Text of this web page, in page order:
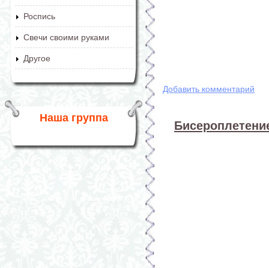
Роспись
Свечи своими руками
Другое
Наша группа
Добавить комментарий